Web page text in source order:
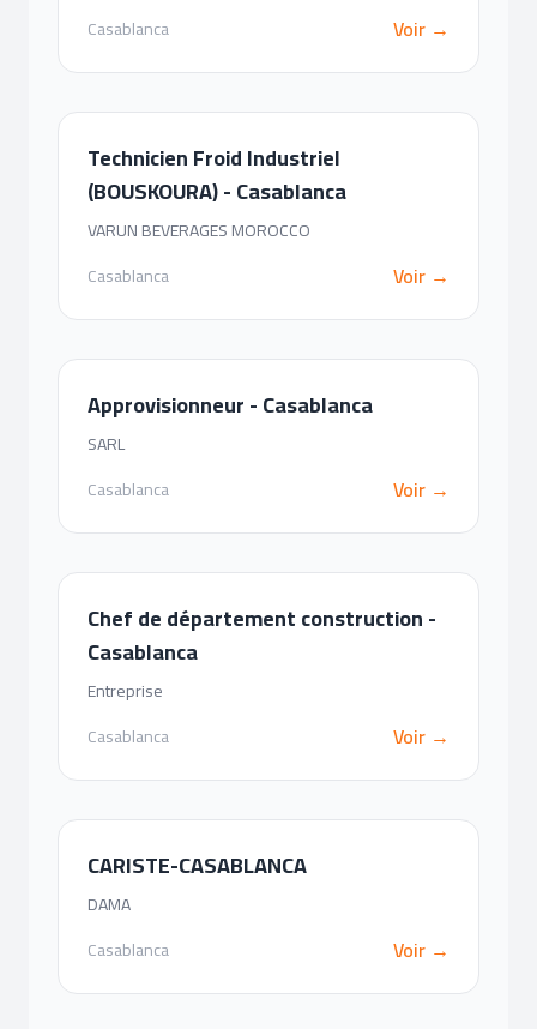
Casablanca
Voir →
Technicien Froid Industriel
(BOUSKOURA) - Casablanca
VARUN BEVERAGES MOROCCO
Casablanca
Voir →
Approvisionneur - Casablanca
SARL
Casablanca
Voir →
Chef de département construction -
Casablanca
Entreprise
Casablanca
Voir →
CARISTE-CASABLANCA
DAMA
Casablanca
Voir →